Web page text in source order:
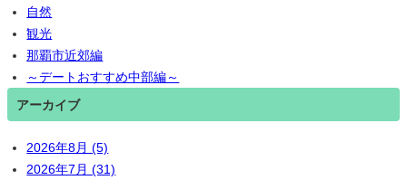
自然
観光
那覇市近郊編
～デートおすすめ中部編～
アーカイブ
2026年8月 (5)
2026年7月 (31)